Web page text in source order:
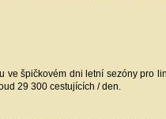
ve špičkovém dni letní sezóny pro
29 300 cestujících / den.